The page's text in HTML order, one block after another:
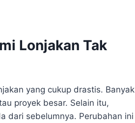
Lonjakan Tak
yang cukup drastis. Banyak
proyek besar. Selain itu,
dari sebelumnya. Perubahan ini